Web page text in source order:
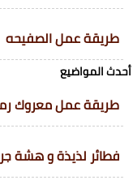
طريقة عمل الصفيحه
أحدث المواضيع
طريقة عمل معروك
فطائر لذيذة و هشة